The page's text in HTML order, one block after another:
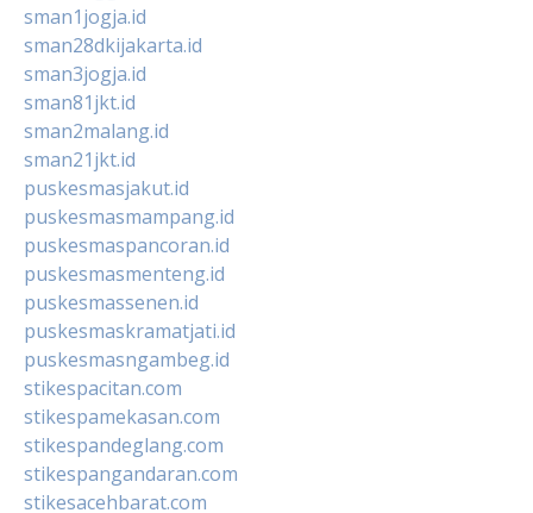
sman1jogja.id
sman28dkijakarta.id
sman3jogja.id
sman81jkt.id
sman2malang.id
sman21jkt.id
puskesmasjakut.id
puskesmasmampang.id
puskesmaspancoran.id
puskesmasmenteng.id
puskesmassenen.id
puskesmaskramatjati.id
puskesmasngambeg.id
stikespacitan.com
stikespamekasan.com
stikespandeglang.com
stikespangandaran.com
stikesacehbarat.com